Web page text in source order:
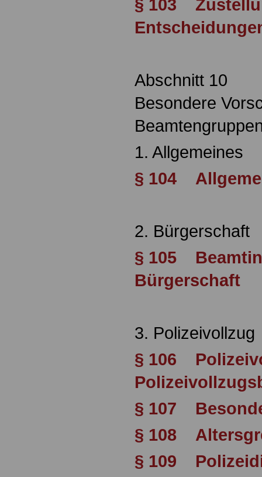
§ 103
Abschnitt 10
Besondere
1. Allgemeines
§ 104
2. Bürgerschaft
§ 105
Bürgerschaft
3. Polizeivollzug
§ 106
§ 107
§ 108
§ 109